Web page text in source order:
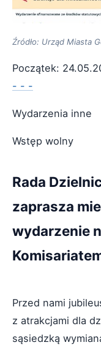
Źródło: Urząd Miasta
Początek:
- - -
Wydarzenia inne
Wstęp wolny
Rada
zaprasza
wydarzenie
Przed nami
z atrakcjami dla
sąsiedzką